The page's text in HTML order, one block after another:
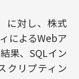
に対し、株式
によるWebア
果、SQLイン
クリプティン